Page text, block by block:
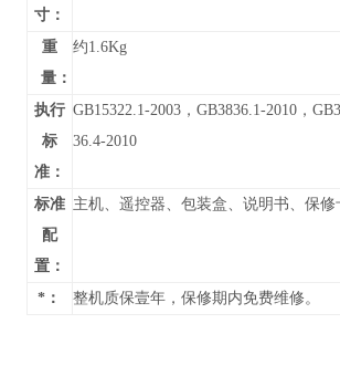
寸：
重
量：
约1.6Kg
执行
标
准：
GB15322.1-2003，GB3836.1-2010，
36.4-2010
标准
配
置：
主机、遥控器、包装盒、说明书、保修
*： 整机质保壹年，保修期内免费维修。